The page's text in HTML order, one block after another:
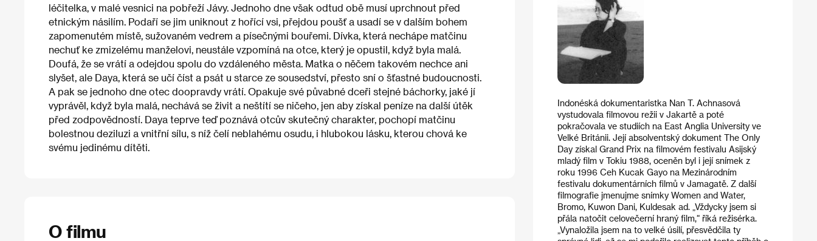
léčitelka, v malé vesnici na pobřeží Jávy. Jednoho dne však odtud obě musí uprchnout před
etnickým násilím. Podaří se jim uniknout z hořící vsi, přejdou poušť a usadí se v dalším bohem
zapomenutém místě, sužovaném vedrem a písečnými bouřemi. Dívka, která nechápe matčinu
nechuť ke zmizelému manželovi, neustále vzpomíná na otce, který je opustil, když byla malá.
Doufá, že se vrátí a odejdou spolu do vzdáleného města. Matka o něčem takovém nechce ani
slyšet, ale Daya, která se učí číst a psát u starce ze sousedství, přesto sní o šťastné budoucnosti.
A pak se jednoho dne otec doopravdy vrátí. Opakuje své půvabné dceři stejné báchorky, jaké jí
vyprávěl, když byla malá, nechává se živit a neštítí se ničeho, jen aby získal peníze na další útěk
před zodpovědností. Daya teprve teď poznává otcův skutečný charakter, pochopí matčinu
bolestnou deziluzi a vnitřní sílu, s níž čelí neblahému osudu, i hlubokou lásku, kterou chová ke
svému jedinému dítěti.
O filmu
Indonéská dokumentaristka Nan T. Achnasová
vystudovala filmovou režii v Jakartě a poté
pokračovala ve studiích na East Anglia University ve
Velké Británii. Její absolventský dokument The Only
Day získal Grand Prix na filmovém festivalu Asijský
mladý film v Tokiu 1988, oceněn byl i její snímek z
roku 1996 Ceh Kucak Gayo na Mezinárodním
festivalu dokumentárních filmů v Jamagatě. Z další
filmografie jmenujme snímky Women and Water,
Bromo, Kuwon Dani, Kuldesak ad. „Vždycky jsem si
přála natočit celovečerní hraný film,“ říká režisérka.
„Vynaložila jsem na to velké úsilí, přesvědčila ty